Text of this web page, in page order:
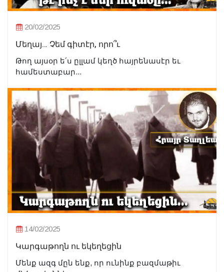
20/02/2025
Մեղայ… Չեմ գիտէր, որո՞ւ
Թող այսօր ե՛ս ըլլամ կեղծ հայրենասէր եւ
համեստաբար...
14/02/2025
Կարգաթողն ու եկեղեցին
Մենք ազգ մըն ենք, որ ունինք բազմաթիւ